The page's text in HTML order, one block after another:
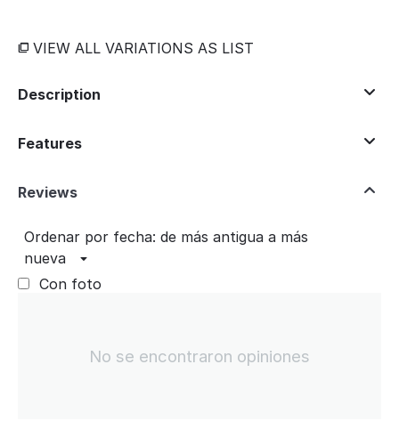
VIEW ALL VARIATIONS AS LIST
Description
Features
Reviews
Ordenar por fecha: de más antigua a más
nueva
Con foto
No se encontraron opiniones